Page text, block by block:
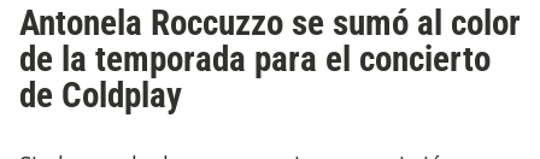
Antonela Roccuzzo se sumó al color
de la temporada para el concierto
de Coldplay